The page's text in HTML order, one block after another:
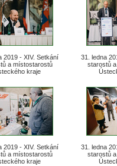
2019 - XIV. Setkání
a místostarostů
kraje
31. ledna
starostů
2019 - XIV. Setkání
a místostarostů
kraje
31. ledna
starostů